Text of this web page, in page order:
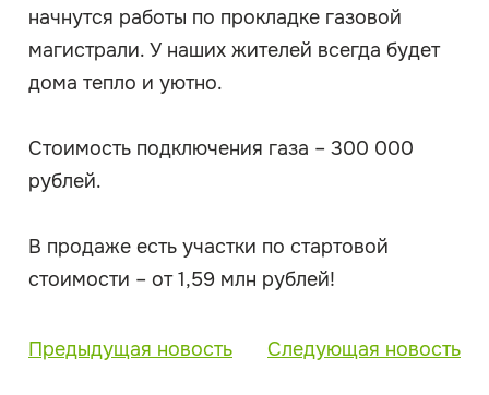
начнутся работы по прокладке газовой
магистрали. У наших жителей всегда будет
дома тепло и уютно.
Стоимость подключения газа – 300 000
рублей.
В продаже есть участки по стартовой
стоимости – от 1,59 млн рублей!
Предыдущая новость Следующая новость